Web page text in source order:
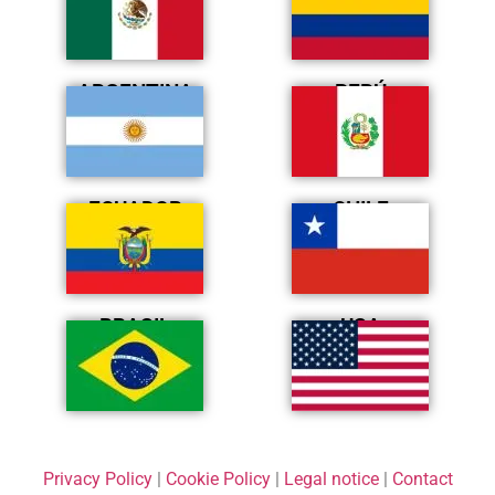
ARGENTINA PERÚ
ECUADOR CHILE
BRASIL USA
Privacy Policy| Cookie Policy| Legal notice| Contact